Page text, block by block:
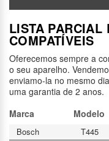
LISTA PARCIAL
COMPATÍVEIS
Oferecemos sempre a
o seu aparelho.
enviamo-la no mesmo
uma garantia de 2 anos.
Marca
Modelo
Bosch
T445